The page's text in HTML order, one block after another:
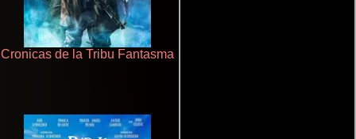
Cronicas de la Tribu Fantasma